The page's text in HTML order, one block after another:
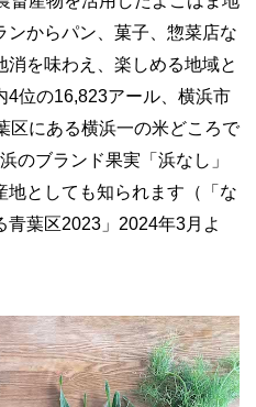
ンからパン、菓子、惣菜店な
を味わえ、楽しめる地域と
4位の16,823アール、横浜市
区にある横浜一の米どころで
のブランド果実「浜なし」
地としても知られます（「な
葉区2023」2024年3月よ